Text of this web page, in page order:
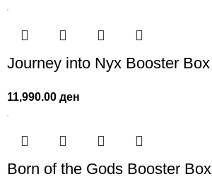
Journey into Nyx Booster Box
11,990.00ден
Born of the Gods Booster Box